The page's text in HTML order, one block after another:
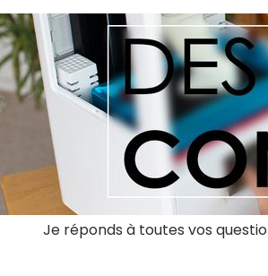
Je réponds à toutes vos